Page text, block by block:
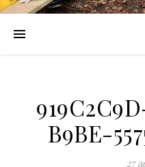
B9BE-
27